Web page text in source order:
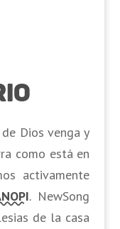
Dios venga y
como está en
activamente
.NewSong
de la casa